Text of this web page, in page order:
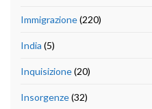
Immigrazione(220)
India (5)
Inquisizione(20)
Insorgenze(32)